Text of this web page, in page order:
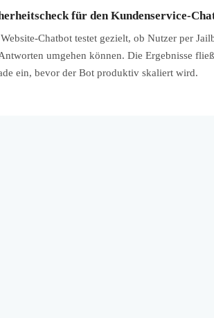
für den Kundenservice-
Chatbot testet gezielt, ob Nutzer per
umgehen können. Die Ergebnisse
ein, bevor der Bot produktiv skaliert wird.